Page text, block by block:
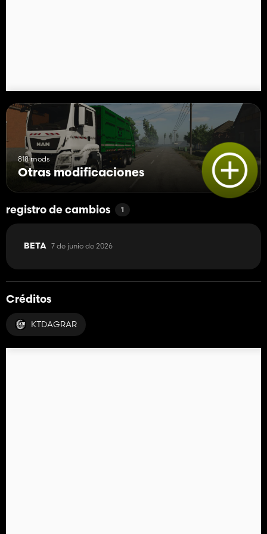
818 mods
Otras modificaciones
registro de cambios 1
BETA 7 de junio de 2026
Créditos
KTDAGRAR